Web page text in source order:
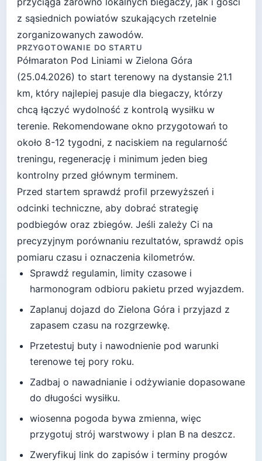
z sąsiednich powiatów szukających rzetelnie
zorganizowanych zawodów.
PRZYGOTOWANIE DO STARTU
Półmaraton Pod Liniami w Zielona Góra
(25.04.2026) to start terenowy na dystansie 21.1
km, który najlepiej pasuje dla biegaczy, którzy
chcą łączyć wydolność z kontrolą wysiłku w
terenie. Rekomendowane okno przygotowań to
około 8-12 tygodni, z naciskiem na regularność
treningu, regenerację i minimum jeden bieg
kontrolny przed głównym terminem.
Przed startem sprawdź profil przewyższeń i
odcinki techniczne, aby dobrać strategię
podbiegów oraz zbiegów. Jeśli zależy Ci na
precyzyjnym porównaniu rezultatów, sprawdź opis
pomiaru czasu i oznaczenia kilometrów.
Sprawdź regulamin, limity czasowe i
harmonogram odbioru pakietu przed wyjazdem.
Zaplanuj dojazd do Zielona Góra i przyjazd z
zapasem czasu na rozgrzewkę.
Przetestuj buty i nawodnienie pod warunki
terenowe tej pory roku.
Zadbaj o nawadnianie i odżywianie dopasowane
do długości wysiłku.
wiosenna pogoda bywa zmienna, więc
przygotuj strój warstwowy i plan B na deszcz.
Zweryfikuj link do zapisów i terminy progów